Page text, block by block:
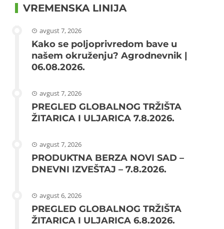
VREMENSKA LINIJA
avgust 7, 2026
Kako se poljoprivredom bave u
našem okruženju? Agrodnevnik |
06.08.2026.
avgust 7, 2026
PREGLED GLOBALNOG TRŽIŠTA
ŽITARICA I ULJARICA 7.8.2026.
avgust 7, 2026
PRODUKTNA BERZA NOVI SAD –
DNEVNI IZVEŠTAJ – 7.8.2026.
avgust 6, 2026
PREGLED GLOBALNOG TRŽIŠTA
ŽITARICA I ULJARICA 6.8.2026.